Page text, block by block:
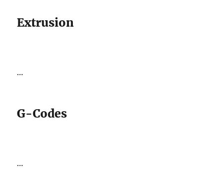
Extrusion
…
G-Codes
…